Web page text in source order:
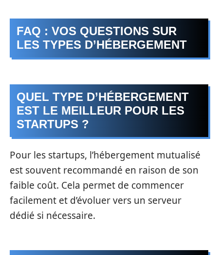
FAQ : VOS QUESTIONS SUR
LES TYPES D’HÉBERGEMENT
QUEL TYPE D’HÉBERGEMENT
EST LE MEILLEUR POUR LES
STARTUPS ?
Pour les startups, l’hébergement mutualisé
est souvent recommandé en raison de son
faible coût. Cela permet de commencer
facilement et d’évoluer vers un serveur
dédié si nécessaire.